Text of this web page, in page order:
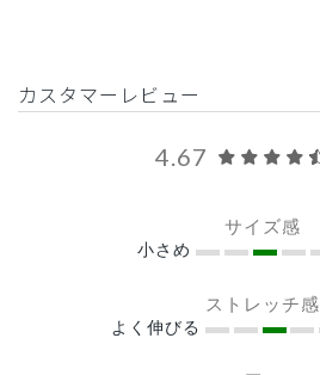
カスタマーレビュー
4.67
サイズ感
小さめ
ストレッチ感
よく伸びる